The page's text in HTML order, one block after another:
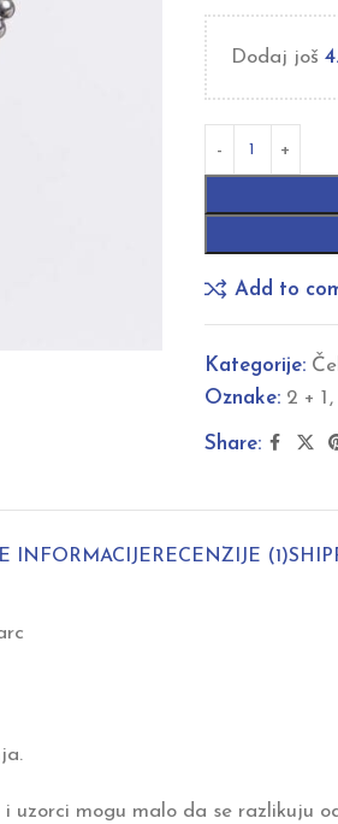
Dodaj još
Add to
Kategorije:
Oznake: 2 + 1 ,
Share:
INFORMACIJERECENZIJE (1)
mogu malo da se razlikuju